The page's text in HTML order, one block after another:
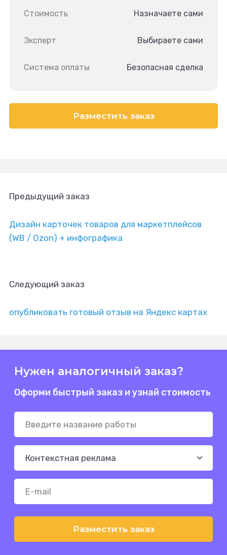
Стоимость Назначаете сами
Эксперт Выбираете сами
Система оплаты Безопасная сделка
Разместить заказ
Предыдущий заказ
Дизайн карточек товаров для маркетплейсов
(WB / Ozon) + инфографика
Следующий заказ
опубликовать готовый отзыв на Яндекс картах
Нужен аналогичный заказ?
Оформи быстрый заказ и узнай стоимость
Разместить заказ